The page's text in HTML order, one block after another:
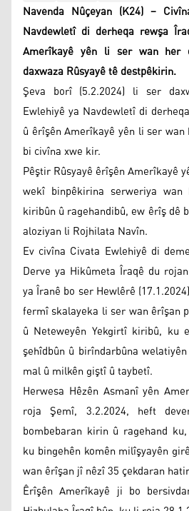
Navenda Nûçeyan (K24) –
Navdewletî di derheqa rewşa
Amerîkayê yên li ser wan
daxwaza Rûsyayê tê destpêkirin.
Şeva borî (5.2.2024) li ser
Ewlehiyê ya Navdewletî di
û êrîşên Amerîkayê yên li ser
bi civîna xwe kir.
Pêştir Rûsyayê êrîşên Amerîkayê
wekî binpêkirina serweriya
kiribûn û ragehandibû, ew êrîş dê
aloziyan li Rojhilata Navîn.
Ev civîna Civata Ewlehiyê di
Derve ya Hikûmeta Îraqê du
ya Îranê bo ser Hewlêrê
fermî skalayeka li ser wan êrîşan
û Neteweyên Yekgirtî kiribû, ku
şehîdbûn û birîndarbûna
mal û milkên giştî û taybetî.
Herwesa Hêzên Asmanî yên
roja Şemî, 3.2.2024, heft
bombebaran kirin û ragehand
ku bingehên komên milîşyayên
wan êrîşan jî nêzî 35 çekdaran
Êrîşên Amerîkayê ji bo